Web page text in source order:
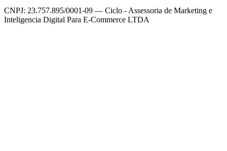
CNPJ: 23.757.895/0001-09 — Ciclo - Assessoria de Marketing e
Inteligencia Digital Para E-Commerce LTDA